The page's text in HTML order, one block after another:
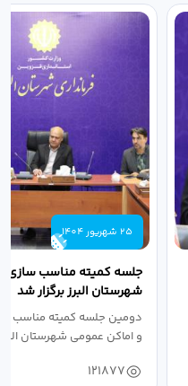
25 شهریور 1404
جلسه کمیته مناسب سازی
شهرستان البرز برگزار شد
دومین جلسه کمیته مناسب
و اماکن عمومی شهرستان
121877